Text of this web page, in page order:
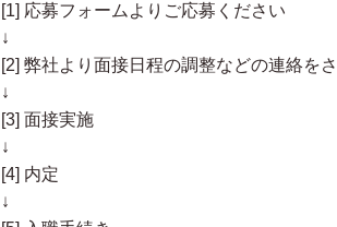
[1] 応募フォームよりご応募ください
↓
[2] 弊社より面接日程の調整などの連絡を
↓
[3] 面接実施
↓
[4] 内定
↓